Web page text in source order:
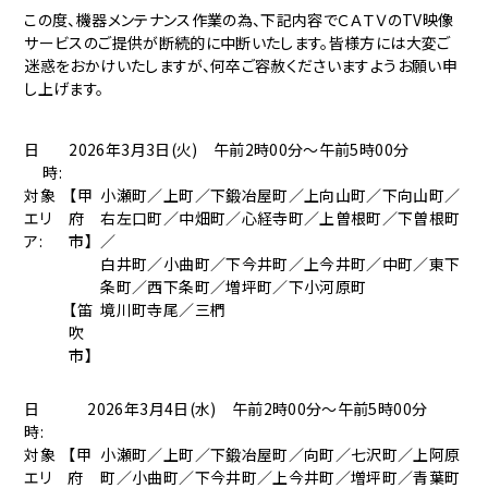
この度、機器メンテナンス作業の為、下記内容でＣＡＴＶのTV映像
サービスのご提供が断続的に中断いたします。皆様方には大変ご
迷惑をおかけいたしますが、何卒ご容赦くださいますようお願い申
し上げます。
日
時:
2026年3月3日(火) 午前2時00分～午前5時00分
対象
エリ
ア:
【甲
府
市】
小瀬町／上町／下鍛冶屋町／上向山町／下向山町／
右左口町／中畑町／心経寺町／上曽根町／下曽根町
／
白井町／小曲町／下今井町／上今井町／中町／東下
条町／西下条町／増坪町／下小河原町
【笛
吹
市】
境川町寺尾／三椚
日
時:
2026年3月4日(水) 午前2時00分～午前5時00分
対象
エリ
【甲
府
小瀬町／上町／下鍛冶屋町／向町／七沢町／上阿原
町／小曲町／下今井町／上今井町／増坪町／青葉町